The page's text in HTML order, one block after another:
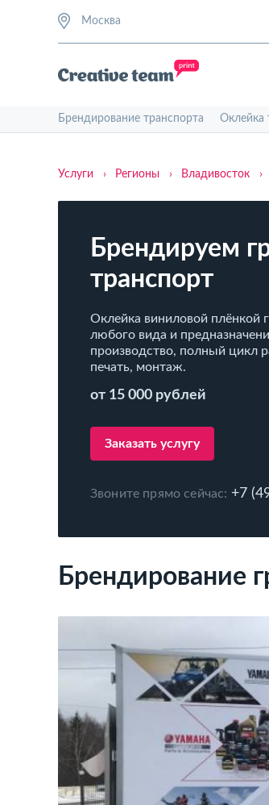
Москва
Брендирование транспорта Оклейка
Услуги › Регионы › Владивосток ›
Брендируем
транспорт
Оклейка виниловой плёнкой
любого вида и
производство, полный цикл
печать, монтаж.
от 15 000 рублей
Заказать услугу
Звоните прямо сейчас: +7
Брендирование